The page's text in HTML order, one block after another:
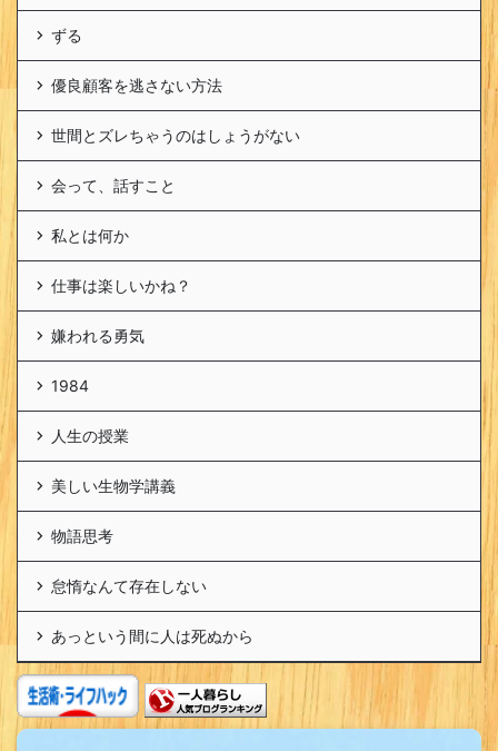
ずる
優良顧客を逃さない方法
世間とズレちゃうのはしょうがない
会って、話すこと
私とは何か
仕事は楽しいかね？
嫌われる勇気
1984
人生の授業
美しい生物学講義
物語思考
怠惰なんて存在しない
あっという間に人は死ぬから